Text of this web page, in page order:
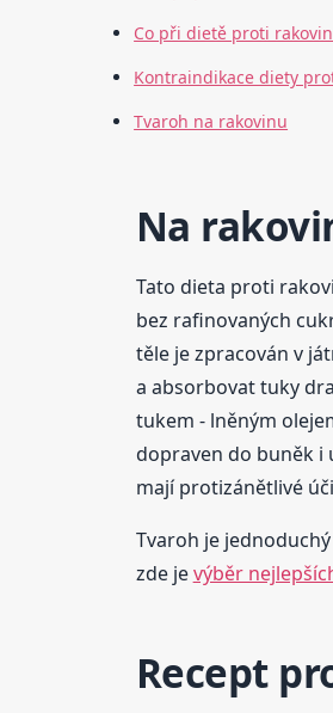
Co při dietě proti
Kontraindikace diety
Tvaroh na rakovinu
Na
Tato dieta proti
bez rafinovaných
těle je zpracován v
a absorbovat tuky
tukem - lněným
dopraven do buněk i
mají protizánětlivé
Tvaroh je
zde jevýběr
Recept